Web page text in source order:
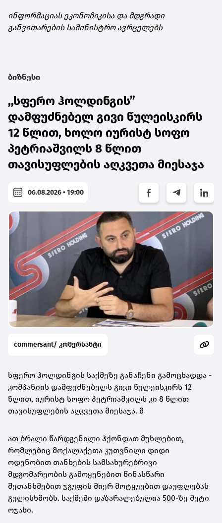
ინფორმაციას ეკონომიკისა და მდგრადი
განვითარების სამინისტრო ავრცელებს
ბიზნესი
,,სფერო ჰოლდინგის”
დამფუძნებელ გივი წულეისკირს
12 წლით, ხოლო იურისტ სოფო
პეტრიაშვილს 8 წლით
თავისუფლების აღკვეთა მიესაჯა
06.08.2026 • 19:00
commersant/ კომერსანტი
სფერო ჰოლდინგის საქმეზე განაჩენი გამოცხადდა -
კომპანიის დამფუძნებელს გივი წულეისკირს 12
წლით, იურისტ სოფო პეტრიაშვილს კი 8 წლით
თავისუფლების აღკვეთა მიესაჯა. მ
ათ ბრალი წარდგენილი ჰქონდათ მუხლებით,
რომლებიც მოქალაქეთა კუთვნილი დიდი
ოდენობით თანხების სამსახურებრივი
მდგომარეობის გამოყენებით წინასწარი
შეთანხმებით ჯგუფის მიერ მოტყუებით დაუფლებას
გულისხმობს. საქმეში დაზარალებულია 500-ზე მეტი
ოჯახი.